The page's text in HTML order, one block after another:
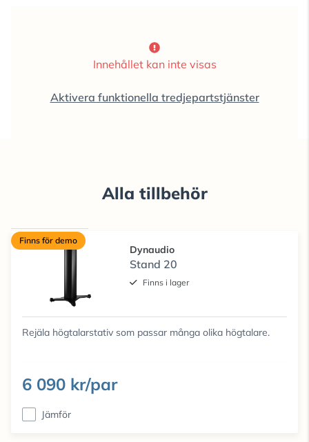
Innehållet kan inte visas
Aktivera funktionella tredjepartstjänster
Alla tillbehör
Dynaudio
Stand 20
Finns i lager
Rejäla högtalarstativ som passar många olika högtalare.
Finns för demo
6 090 kr/par
Jämför